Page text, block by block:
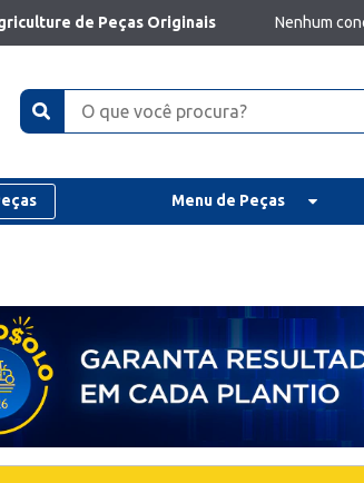
de Peças Originais Nenhum
Menu de Peças